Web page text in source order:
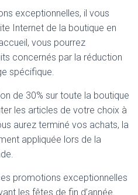
exceptionnelles, il vous
Internet de la boutique en
vous pourrez
concernés par la réduction
spécifique.
de 30% sur toute la boutique
les articles de votre choix à
aurez terminé vos achats, la
appliquée lors de la
promotions exceptionnelles
les fêtes de fin d’année.